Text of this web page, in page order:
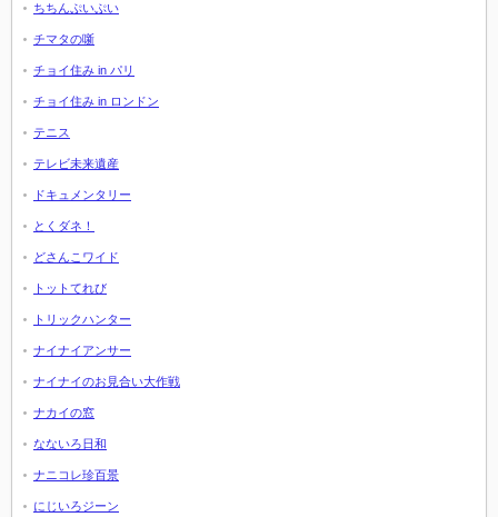
ちちんぷいぷい
チマタの噺
チョイ住み in パリ
チョイ住み in ロンドン
テニス
テレビ未来遺産
ドキュメンタリー
とくダネ！
どさんこワイド
トットてれび
トリックハンター
ナイナイアンサー
ナイナイのお見合い大作戦
ナカイの窓
なないろ日和
ナニコレ珍百景
にじいろジーン